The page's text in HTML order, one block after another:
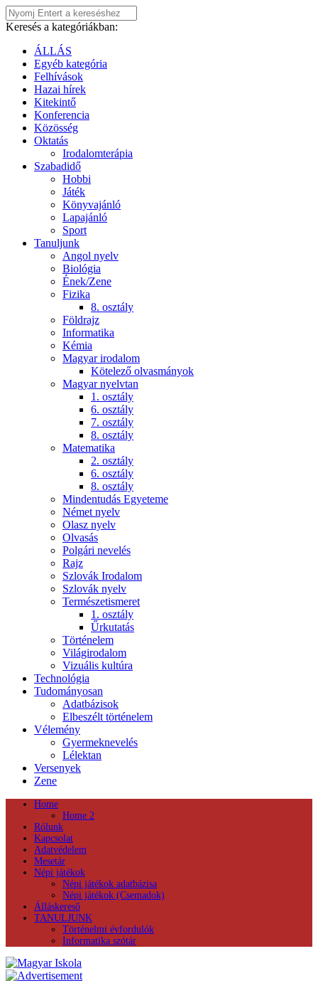
Keresés a kategóriákban:
ÁLLÁS
Egyéb kategória
Felhívások
Hazai hírek
Kitekintő
Konferencia
Közösség
Oktatás
Irodalomterápia
Szabadidő
Hobbi
Játék
Könyvajánló
Lapajánló
Sport
Tanuljunk
Angol nyelv
Biológia
Ének/Zene
Fizika
8. osztály
Földrajz
Informatika
Kémia
Magyar irodalom
Kötelező olvasmányok
Magyar nyelvtan
1. osztály
6. osztály
7. osztály
8. osztály
Matematika
2. osztály
6. osztály
8. osztály
Mindentudás Egyeteme
Német nyelv
Olasz nyelv
Olvasás
Polgári nevelés
Rajz
Szlovák Irodalom
Szlovák nyelv
Természetismeret
1. osztály
Űrkutatás
Történelem
Világirodalom
Vizuális kultúra
Technológia
Tudományosan
Adatbázisok
Elbeszélt történelem
Vélemény
Gyermeknevelés
Lélektan
Versenyek
Zene
Home
Home 2
Rólunk
Kapcsolat
Adatvédelem
Mesetár
Népi játékok
Népi játékok adatbázisa
Népi játékok (Csemadok)
Álláskereső
TANULJUNK
Történelmi évfordulók
Informatika szótár